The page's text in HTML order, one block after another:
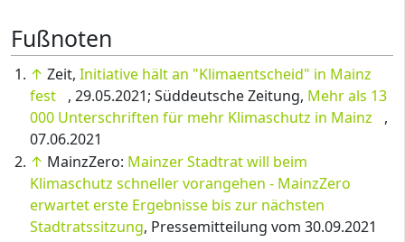
Fußnoten
↑ Zeit, Initiative hält an "Klimaentscheid" in Mainz
fest
, 29.05.2021; Süddeutsche Zeitung, Mehr als 13
000 Unterschriften für mehr Klimaschutz in Mainz
,
07.06.2021
↑ MainzZero: Mainzer Stadtrat will beim
Klimaschutz schneller vorangehen - MainzZero
erwartet erste Ergebnisse bis zur nächsten
Stadtratssitzung, Pressemitteilung vom 30.09.2021